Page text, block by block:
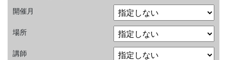
開催月
場所
講師